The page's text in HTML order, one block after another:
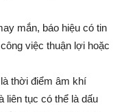
mắn, báo hiệu có tin
việc thuận lợi hoặc
thời điểm âm khí
liên tục có thể là dấu